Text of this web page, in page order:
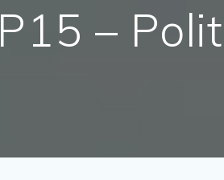
P15 –